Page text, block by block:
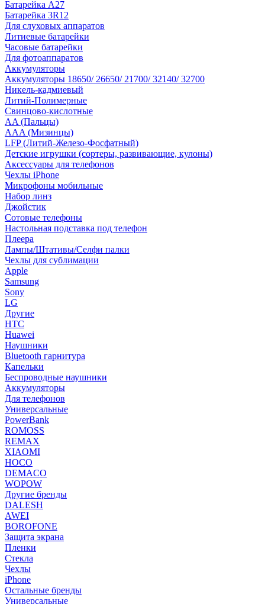
Батарейка A27
Батарейка 3R12
Для слуховых аппаратов
Литиевые батарейки
Часовые батарейки
Для фотоаппаратов
Аккумуляторы
Аккумуляторы 18650/ 26650/ 21700/ 32140/ 32700
Никель-кадмиевый
Литий-Полимерные
Свинцово-кислотные
AA (Пальцы)
AAA (Мизинцы)
LFP (Литий-Железо-Фосфатный)
Детские игрушки (сортеры, развивающие, кулоны)
Аксессуары для телефонов
Чехлы iPhone
Микрофоны мобильные
Набор линз
Джойстик
Сотовые телефоны
Настольная подставка под телефон
Плеера
Лампы/Штативы/Селфи палки
Чехлы для сублимации
Apple
Samsung
Sony
LG
Другие
HTC
Huawei
Наушники
Bluetooth гарнитура
Капельки
Беспроводные наушники
Аккумуляторы
Для телефонов
Универсальные
PowerBank
ROMOSS
REMAX
XIAOMI
HOCO
DEMACO
WOPOW
Другие бренды
DALESH
AWEI
BOROFONE
Защита экрана
Пленки
Стекла
Чехлы
iPhone
Остальные бренды
Универсальные